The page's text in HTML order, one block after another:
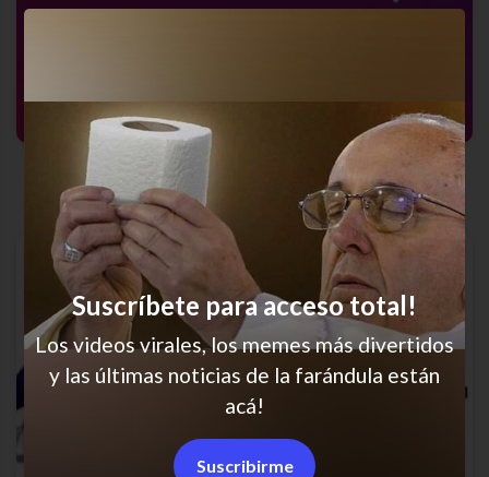
El único motivo para entrar
Suscríbete para acceso total!
Los videos virales, los memes más divertidos
y las últimas noticias de la farándula están
acá!
Suscribirme